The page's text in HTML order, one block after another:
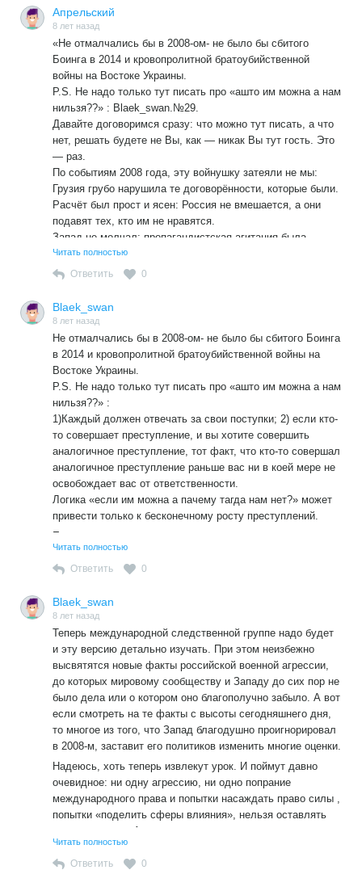
Апрельский
8 лет назад
«Не отмалчались бы в 2008-ом- не было бы сбитого
Боинга в 2014 и кровопролитной братоубийственной
войны на Востоке Украины.
Р.S. Не надо только тут писать про «ашто им можна а нам
нильзя??» : Blaek_swan.№29.
Давайте договоримся сразу: что можно тут писать, а что
нет, решать будете не Вы, как — никак Вы тут гость. Это
— раз.
По событиям 2008 года, эту войнушку затеяли не мы:
Грузия грубо нарушила те договорённости, которые были.
Расчёт был прост и ясен: Россия не вмешается, а они
подавят тех, кто им не нравятся.
Запад не молчал: пропагандистская агитация была
бурной, просто тогда онм сильно не задела их интересы.
А вот на Украине — их интересы задеты и — сильно.
сами на себя санкции накладывать? Или бомбёжка
Сербии и Черногории. И — тоже никаких санкций. Это
два.
Читать полностью
Ответить 0
Blaek_swan
8 лет назад
Не отмалчались бы в 2008-ом- не было бы сбитого Боинга
в 2014 и кровопролитной братоубийственной войны на
Востоке Украины.
Р.S. Не надо только тут писать про «ашто им можна а нам
нильзя??» :
1)Каждый должен отвечать за свои поступки; 2) если кто-
то совершает преступление, и вы хотите совершить
аналогичное преступление, тот факт, что кто-то совершал
аналогичное преступление раньше вас ни в коей мере не
освобождает вас от ответственности.
Логика «если им можна а пачему тагда нам нет?» может
привести только к бесконечному росту преступлений.
Если «они» поступают плохо или совершают
преступление- боритесь с этим! А не бегите совершать
аналогичное преступление. Не забывая при этом про
писать про «ашто им можна а нам нильзя??» :
1)Каждый должен отвечать за свои поступки; 2) если кто-
то совершает преступление, и вы хотите совершить
аналогичное преступление, тот факт, что кто-то совершал
аналогичное преступление раньше вас ни в коей мере не
освобождает вас от ответственности.
Логика «если им можна а пачему тагда нам нет?» может
привести только к бесконечному росту преступлений.
Если «они» поступают плохо или совершают
преступление- боритесь с этим! А не бегите совершать
аналогичное преступление. Не забывая при этом про
духовность и скрепы вопить.
Читать полностью
Ответить 0
Blaek_swan
8 лет назад
Теперь международной следственной группе надо будет
и эту версию детально изучать. При этом неизбежно
высвятятся новые факты российской военной агрессии,
до которых мировому сообществу и Западу до сих пор не
было дела или о котором оно благополучно забыло. А вот
если смотреть на те факты с высоты сегодняшнего дня,
то многое из того, что Запад благодушно проигнорировал
в 2008-м, заставит его политиков изменить многие оценки.
Надеюсь, хоть теперь извлекут урок. И поймут давно
очевидное: ни одну агрессию, ни одно попрание
международного права и попытки насаждать право силы ,
попытки «поделить сферы влияния», нельзя оставлять
безнаказанным. Агрессор должен нетвратимо быть
наказан. Иначe будет не миновать повторных
преступлений и эскалации насилия.
Читать полностью
Ответить 0